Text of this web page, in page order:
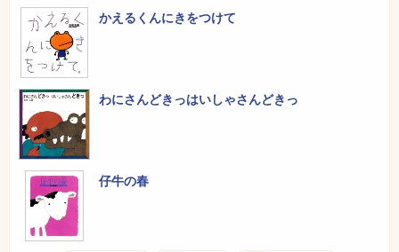
かえるくんにきをつけて
わにさんどきっはいしゃさんどきっ
仔牛の春